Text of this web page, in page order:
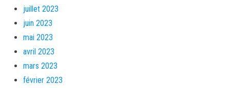
juillet 2023
juin 2023
mai 2023
avril 2023
mars 2023
février 2023